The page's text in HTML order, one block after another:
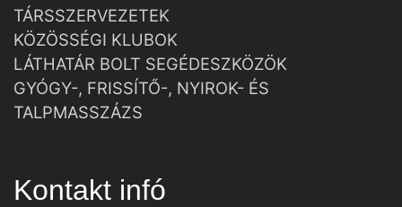
TÁRSSZERVEZETEK
KÖZÖSSÉGI KLUBOK
LÁTHATÁR BOLT SEGÉDESZKÖZÖK
GYÓGY-, FRISSÍTŐ-, NYIROK- ÉS
TALPMASSZÁZS
Kontakt infó